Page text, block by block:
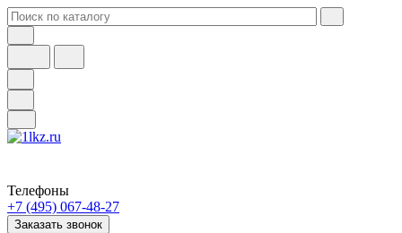
Телефоны
+7 (495) 067-48-27
Заказать звонок